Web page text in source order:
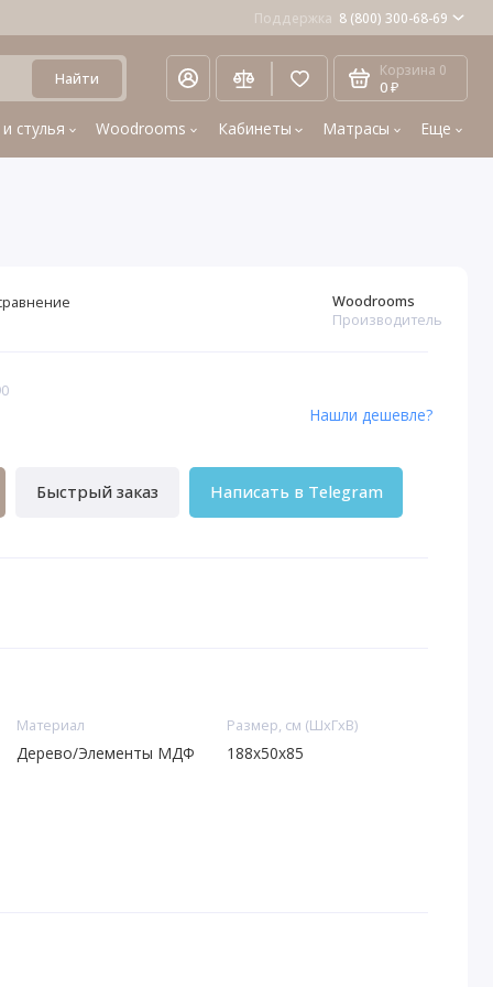
Поддержка 8 (800) 300-68-69
Найти Корзина 0
0 ₽
стулья Woodrooms Кабинеты Матрасы Еще
Woodrooms
Производитель
Быстрый заказ Написать в Telegram
Нашли дешевле?
Материал
Дерево/Элементы МДФ
Размер, см (ШхГхВ)
188x50x85